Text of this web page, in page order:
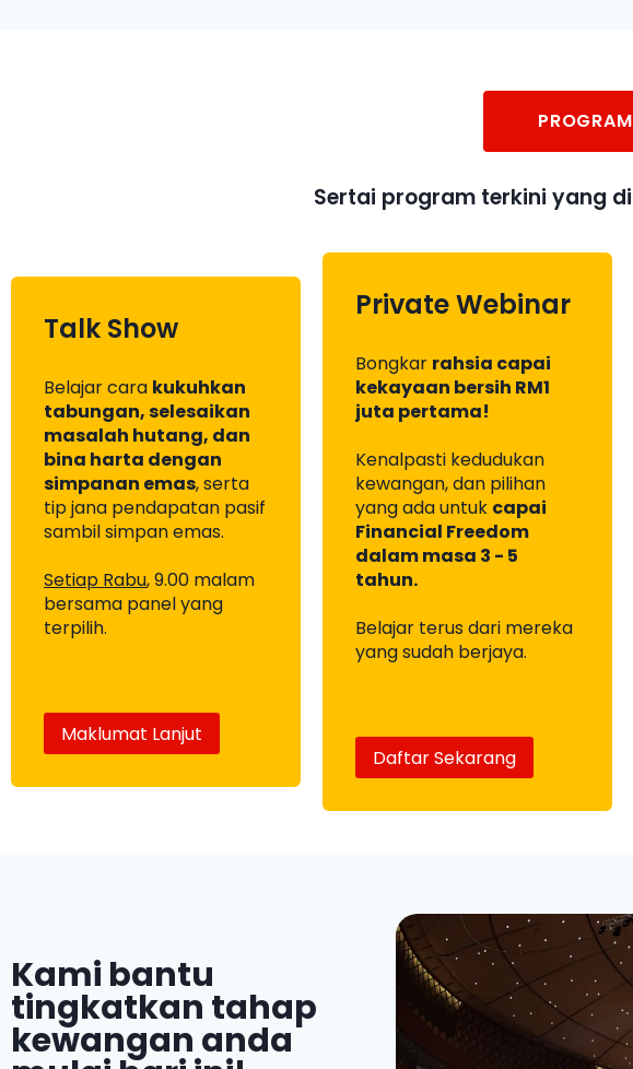
Sertai program terkini yang
Talk Show
Belajar cara kukuhkan
tabungan, selesaikan
masalah hutang, dan
bina harta dengan
simpanan emas, serta
tip jana pendapatan pasif
sambil simpan emas.
Setiap Rabu, 9.00 malam
bersama panel yang
terpilih.
Maklumat Lanjut
Private Webinar
Bongkar rahsia capai
kekayaan bersih RM1
juta pertama!
Kenalpasti kedudukan
kewangan, dan pilihan
yang ada untuk capai
Financial Freedom
dalam masa 3 - 5
tahun.
Belajar terus dari mereka
yang sudah berjaya.
Daftar Sekarang
Kami bantu
tingkatkan tahap
kewangan anda